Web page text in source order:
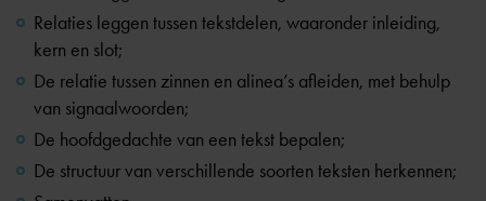
Relaties leggen tussen tekstdelen, waaronder inleiding,
kern en slot;
De relatie tussen zinnen en alinea’s afleiden, met behulp
van signaalwoorden;
De hoofdgedachte van een tekst bepalen;
De structuur van verschillende soorten teksten herkennen;